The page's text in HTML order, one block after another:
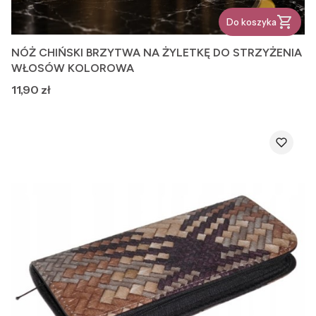
Do koszyka
NÓŻ CHIŃSKI BRZYTWA NA ŻYLETKĘ DO STRZYŻENIA
WŁOSÓW KOLOROWA
Cena
11,90 zł